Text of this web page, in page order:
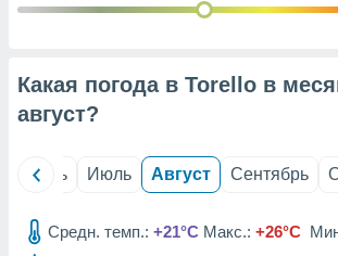
рекламы
Какая погода в Torello в
август?
Июнь Июль Август Сентябрь
Средн. темп.: +21°C Макс.: +26°C